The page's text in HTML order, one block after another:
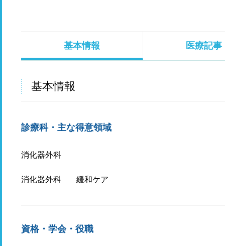
基本情報 医療記事
基本情報
診療科・主な得意領域
消化器外科
消化器外科 緩和ケア
資格・学会・役職